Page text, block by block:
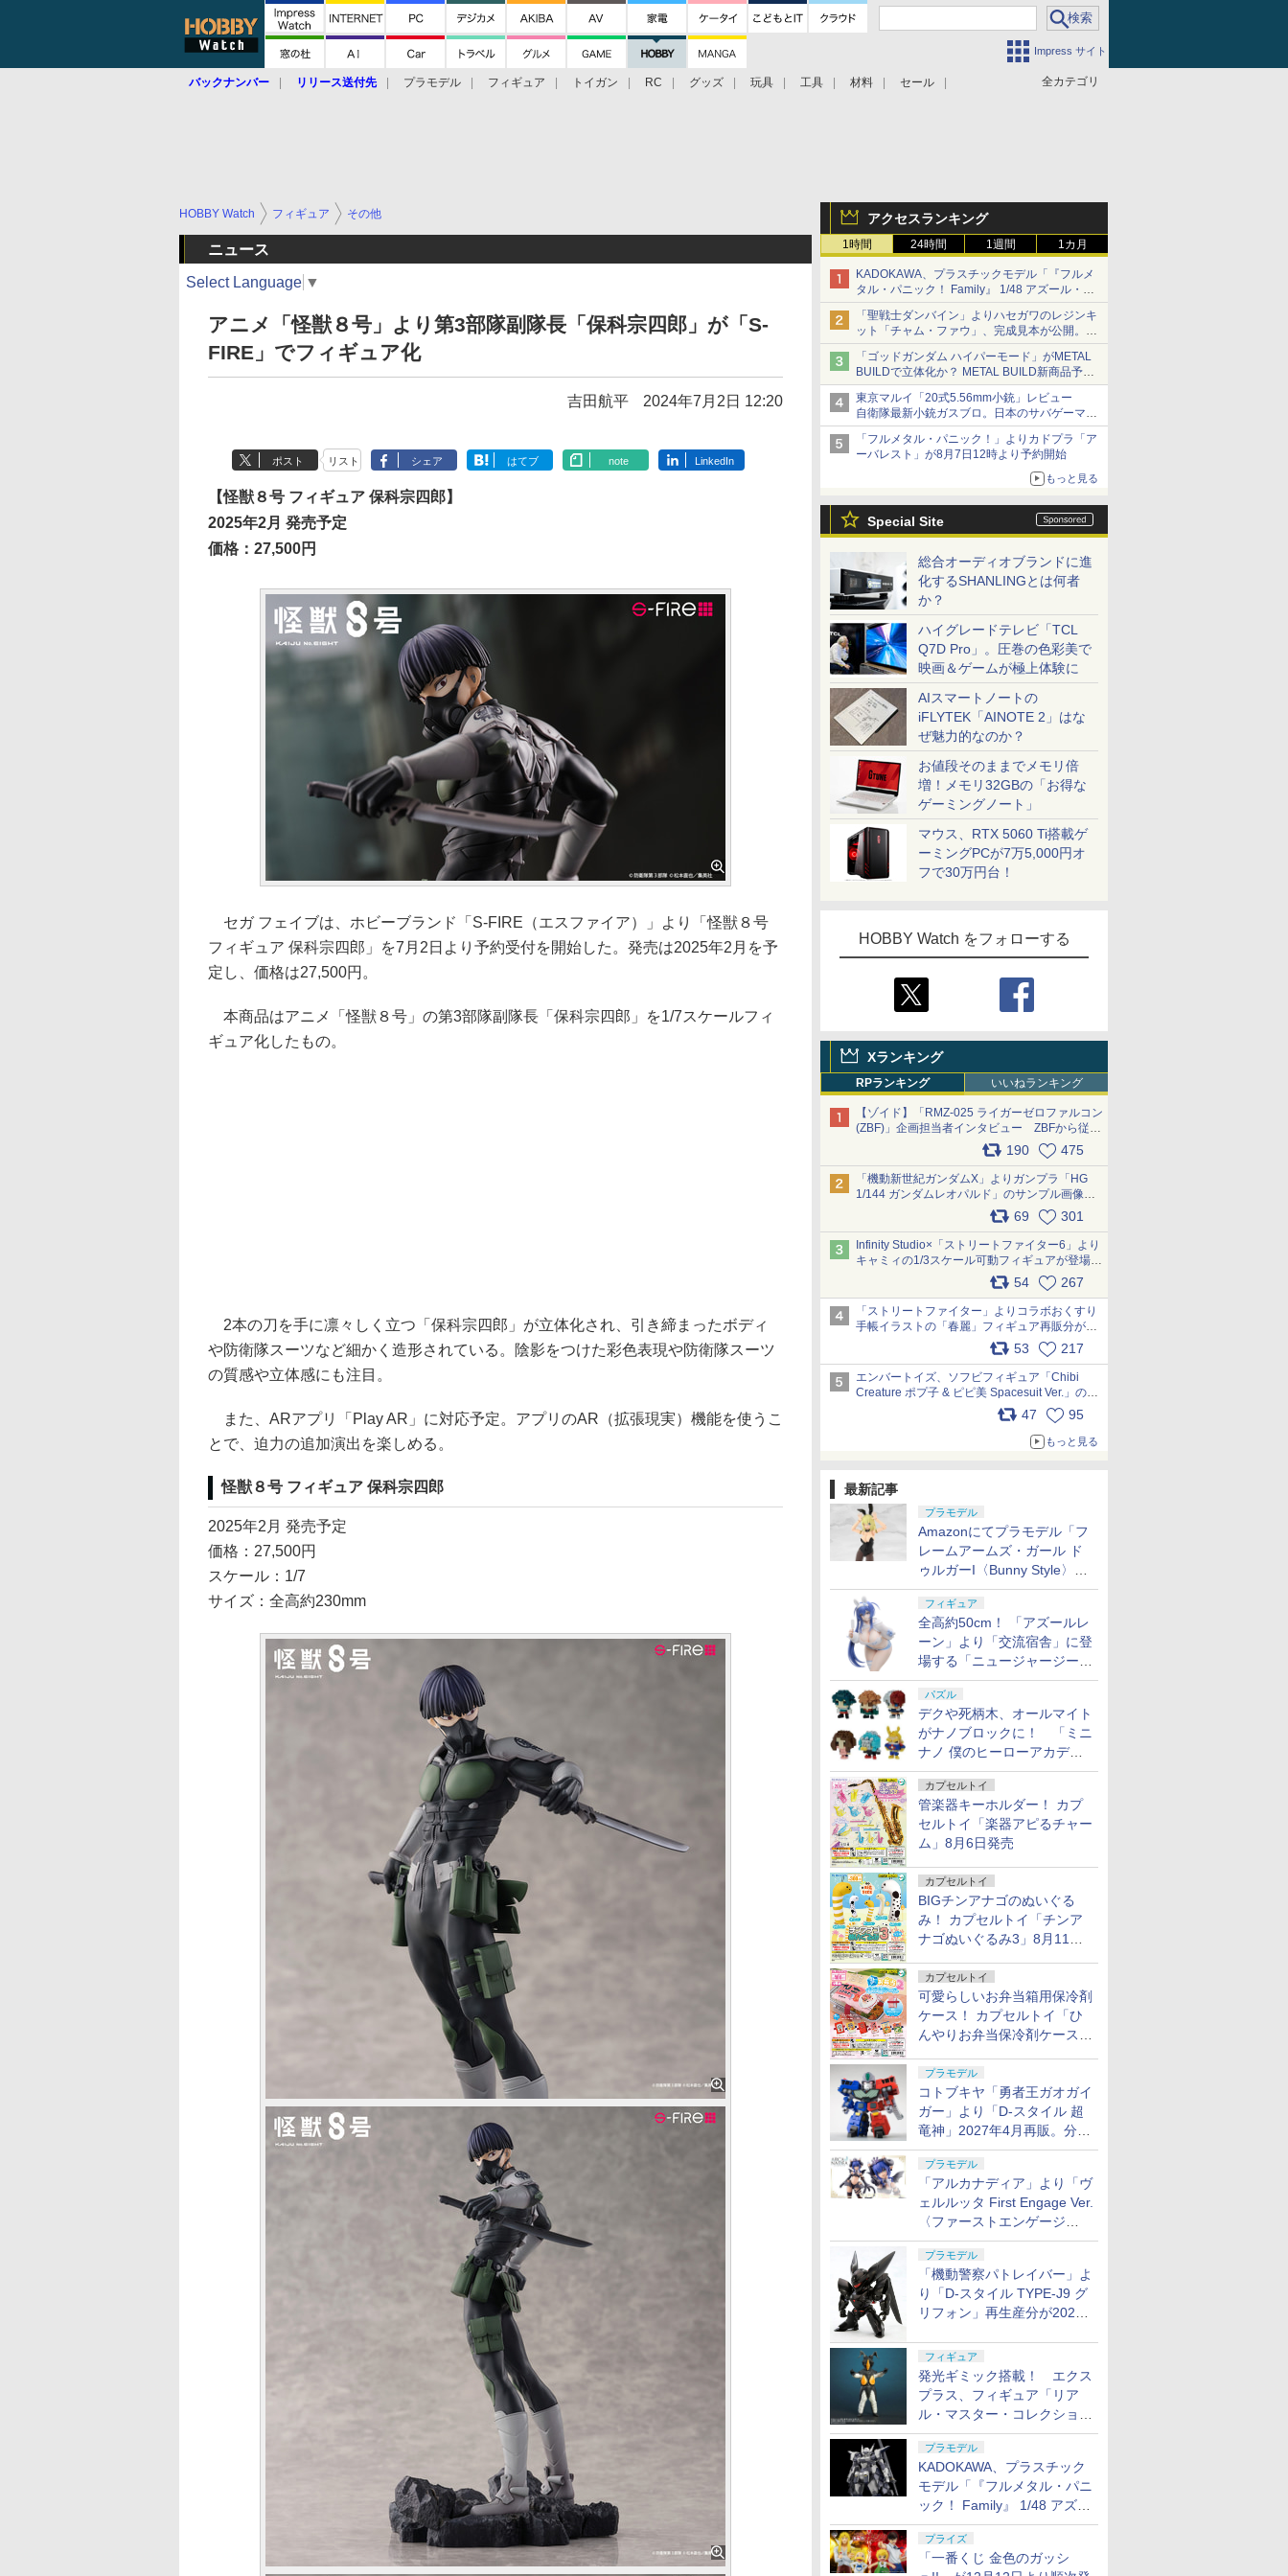
Impress サイト
全カテゴリ
バックナンバー リリース送付先 プラモデル フィギュア トイガン RC グッズ 玩具 工具 材料 セール
アクセスランキング
1時間 24時間 1週間 1カ月
KADOKAWA、プラスチックモデル「『フルメ
タル・パニック！ Family』 1/48 アズール・レ
イヴン」の発売延期を発表
8月から9月に延期
「聖戦士ダンバイン」よりハセガワのレジンキ
ット「チャム・ファウ」、完成見本が公開。9
月3日頃発売予定
「ゴッドガンダム ハイパーモード」がMETAL
BUILDで立体化か？ METAL BUILD新商品予告
が公開
東京マルイ「20式5.56mm小銃」レビュー
自衛隊最新小銃ガスブロ。日本のサバゲーマー
で本当によかった
「フルメタル・パニック！」よりカドプラ「ア
ーバレスト」が8月7日12時より予約開始
もっと見る
Special Site
総合オーディオブランドに進
化するSHANLINGとは何者
か？
ハイグレードテレビ「TCL
Q7D Pro」。圧巻の色彩美で
映画＆ゲームが極上体験に
AIスマートノートの
iFLYTEK「AINOTE 2」はな
ぜ魅力的なのか？
お値段そのままでメモリ倍
増！メモリ32GBの「お得な
ゲーミングノート」
マウス、RTX 5060 Ti搭載ゲ
ーミングPCが7万5,000円オ
フで30万円台！
HOBBY Watch をフォローする
Xランキング
RPランキング いいねランキング
【ゾイド】「RMZ-025 ライガーゼロファルコン
(ZBF)」企画担当者インタビュー ZBFから従来
デザインまで再現可能なボリューム満点のキッ
ト pic.x.com/6zOqQAQKkX
190 475
「機動新世紀ガンダムX」よりガンプラ「HG
1/144 ガンダムレオパルド」のサンプル画像が
69 301
Infinity Studio×「ストリートファイター6」より
キャミィの1/3スケール可動フィギュアが登場
54 267
「ストリートファイター」よりコラボおくすり
手帳イラストの「春麗」フィギュア再販分が本
日出荷開始 pic.x.com/toUc1MHr41
53 217
エンバートイズ、ソフビフィギュア「Chibi
Creature ポプ子 & ピピ美 Spacesuit Ver.」の発
売中止を発表 pic.x.com/Ri45iFeYjn
47 95
もっと見る
最新記事
プラモデル
Amazonにてプラモデル「フ
レームアームズ・ガール ド
ゥルガーI〈Bunny Style〉」
が予約受付再開！
フィギュア
全高約50cm！ 「アズールレ
ーン」より「交流宿舎」に登
場する「ニュージャージー」
が1/3スケールフィギュアで
登場
パズル
デクや死柄木、オールマイト
がナノブロックに！ 「ミニ
ナノ 僕のヒーローアカデミ
ア」9月再販
カプセルトイ
管楽器キーホルダー！ カプ
セルトイ「楽器アピるチャー
ム」8月6日発売
カプセルトイ
BIGチンアナゴのぬいぐる
み！ カプセルトイ「チンア
ナゴぬいぐるみ3」8月11日
カプセルトイ
可愛らしいお弁当箱用保冷剤
ケース！ カプセルトイ「ひ
んやりお弁当保冷剤ケース
プラモデル
コトブキヤ「勇者王ガオガイ
ガー」より「D-スタイル 超
竜神」2027年4月再販。分離
変形が可能
プラモデル
「アルカナディア」より「ヴ
ェルルッタ First Engage Ver.
〈ファーストエンゲージ
Ver.〉」が2027年2月発売！
プラモデル
「機動警察パトレイバー」よ
り「D-スタイル TYPE-J9 グ
リフォン」再生産分が2027
フィギュア
発光ギミック搭載！ エクス
プラス、フィギュア「リア
ル・マスター・コレクション
ゼットン リニューアルVer.」
11月発売
プラモデル
KADOKAWA、プラスチック
モデル「『フルメタル・パニ
ック！ Family』 1/48 アズー
ル・レイヴン」の発売延期を
発表
プライズ
「一番くじ 金色のガッシ
HOBBY Watch フィギュア その他
ニュース
Select Language ▼
アニメ「怪獣８号」より第3部隊副隊長「保科宗四郎」が「S-
FIRE」でフィギュア化
吉田航平 2024年7月2日 12:20
ポスト リスト シェア はてブ note LinkedIn
【怪獣８号 フィギュア 保科宗四郎】
2025年2月 発売予定
価格：27,500円
セガ フェイブは、ホビーブランド「S-FIRE（エスファイア）」より「怪獣８号
フィギュア 保科宗四郎」を7月2日より予約受付を開始した。発売は2025年2月を予
定し、価格は27,500円。
本商品はアニメ「怪獣８号」の第3部隊副隊長「保科宗四郎」を1/7スケールフィ
ギュア化したもの。
2本の刀を手に凛々しく立つ「保科宗四郎」が立体化され、引き締まったボディ
や防衛隊スーツなど細かく造形されている。陰影をつけた彩色表現や防衛隊スーツ
の質感や立体感にも注目。
また、ARアプリ「Play AR」に対応予定。アプリのAR（拡張現実）機能を使うこ
とで、迫力の追加演出を楽しめる。
怪獣８号 フィギュア 保科宗四郎
2025年2月 発売予定
価格：27,500円
スケール：1/7
サイズ：全高約230mm